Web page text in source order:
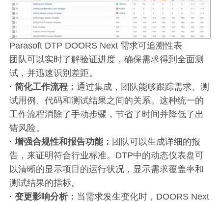
Parasoft DTP DOORS Next 需求可追溯性表
团队可以实时了解验证进度，确保需求得到全面测
试，并迅速识别差距。
· 简化工作流程：通过集成，团队能够跟踪需求、测
试用例、代码和测试结果之间的关系。这种统一的
工作流程消除了手动步骤，节省了时间并降低了出
错风险。
· 增强合规性和报告功能： 团队可以生成详细的报
告，来证明符合行业标准。DTP中的动态仪表盘可
以清晰的显示项目的运行状况，显示需求覆盖率和
测试结果的指标。
· 变更影响分析： 当需求发生变化时，DOORS Next